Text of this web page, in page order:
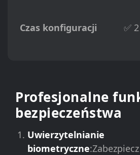
Czas konfiguracji ✅
Profesjonalne
bezpieczeństwa
Uwierzytelnianie
biometryczne